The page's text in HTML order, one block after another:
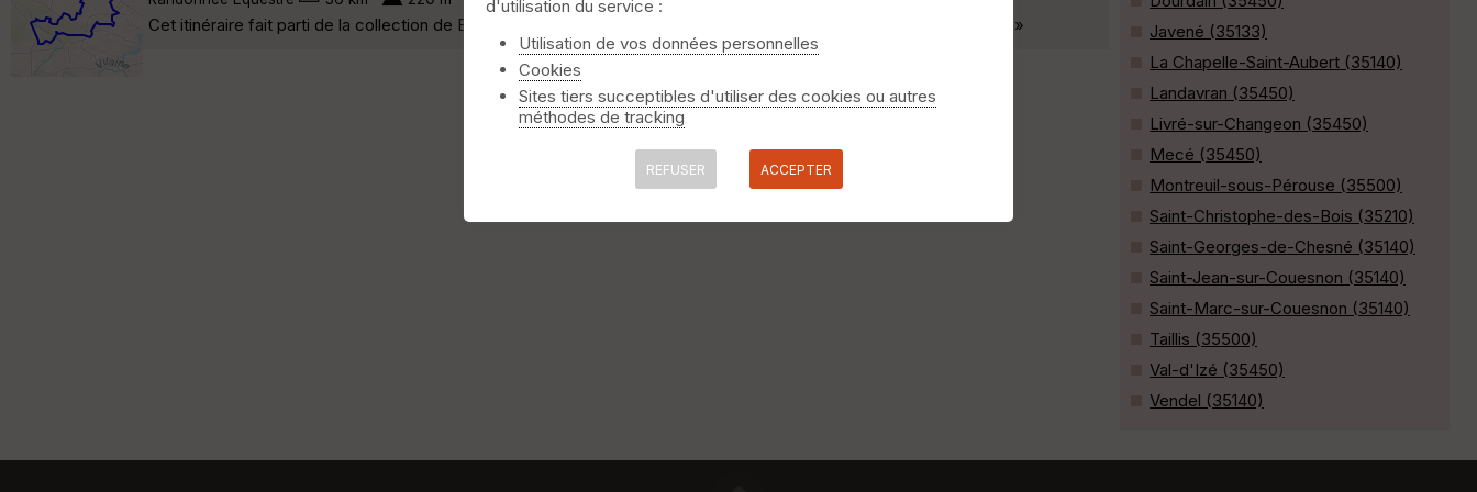
Cet itinéraire fait parti de la collection de EquiLiberté : www.equiliberte.org Circuit NON ACCESSIBLE aux attelages »
Javené (35133)
La Chapelle-Saint-Aubert (35140)
Landavran (35450)
Livré-sur-Changeon (35450)
Mecé (35450)
Montreuil-sous-Pérouse (35500)
Saint-Christophe-des-Bois (35210)
Saint-Georges-de-Chesné (35140)
Saint-Jean-sur-Couesnon (35140)
Saint-Marc-sur-Couesnon (35140)
Taillis (35500)
Val-d'Izé (35450)
Vendel (35140)
d'utilisation du service :
Utilisation de vos données personnelles
Cookies
Sites tiers succeptibles d'utiliser des cookies ou autres
méthodes de tracking
REFUSER ACCEPTER